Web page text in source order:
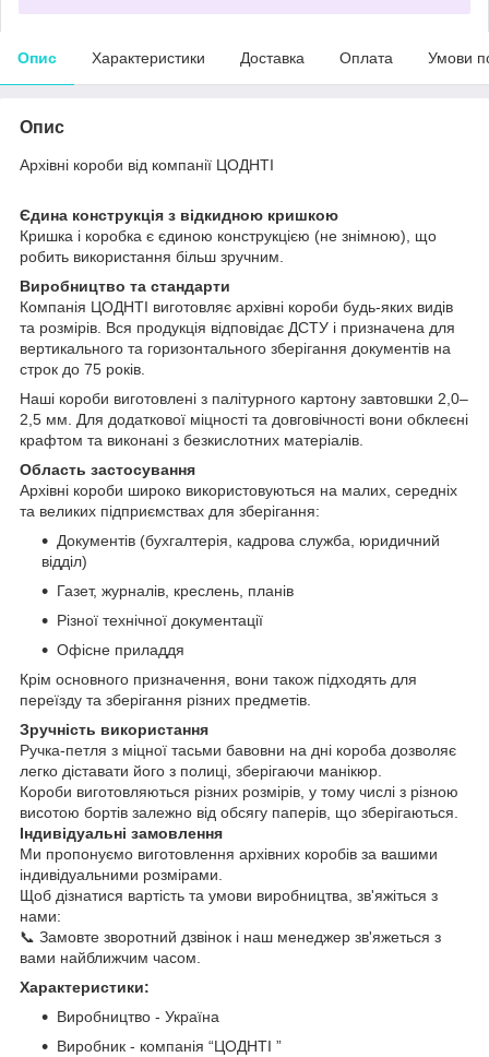
Опис Характеристики Доставка Оплата Умови
Опис
Архівні короби від компанії ЦОДНТІ
Єдина конструкція з відкидною кришкою
Кришка і коробка є єдиною конструкцією (не знімною), що
робить використання більш зручним.
Виробництво та стандарти
Компанія ЦОДНТІ виготовляє архівні короби будь-яких видів
та розмірів. Вся продукція відповідає ДСТУ і призначена для
вертикального та горизонтального зберігання документів на
строк до 75 років.
Наші короби виготовлені з палітурного картону завтовшки 2,0–
2,5 мм. Для додаткової міцності та довговічності вони обклеєні
крафтом та виконані з безкислотних матеріалів.
Область застосування
Архівні короби широко використовуються на малих, середніх
та великих підприємствах для зберігання:
Документів (бухгалтерія, кадрова служба, юридичний
відділ)
Газет, журналів, креслень, планів
Різної технічної документації
Офісне приладдя
Крім основного призначення, вони також підходять для
переїзду та зберігання різних предметів.
Зручність використання
Ручка-петля з міцної тасьми бавовни на дні короба дозволяє
легко діставати його з полиці, зберігаючи манікюр.
Короби виготовляються різних розмірів, у тому числі з різною
висотою бортів залежно від обсягу паперів, що зберігаються.
Індивідуальні замовлення
Ми пропонуємо виготовлення архівних коробів за вашими
індивідуальними розмірами.
Щоб дізнатися вартість та умови виробництва, зв'яжіться з
нами:
📞 Замовте зворотний дзвінок і наш менеджер зв'яжеться з
вами найближчим часом.
Характеристики:
Виробництво - Україна
Виробник - компанія “ЦОДНТІ ”